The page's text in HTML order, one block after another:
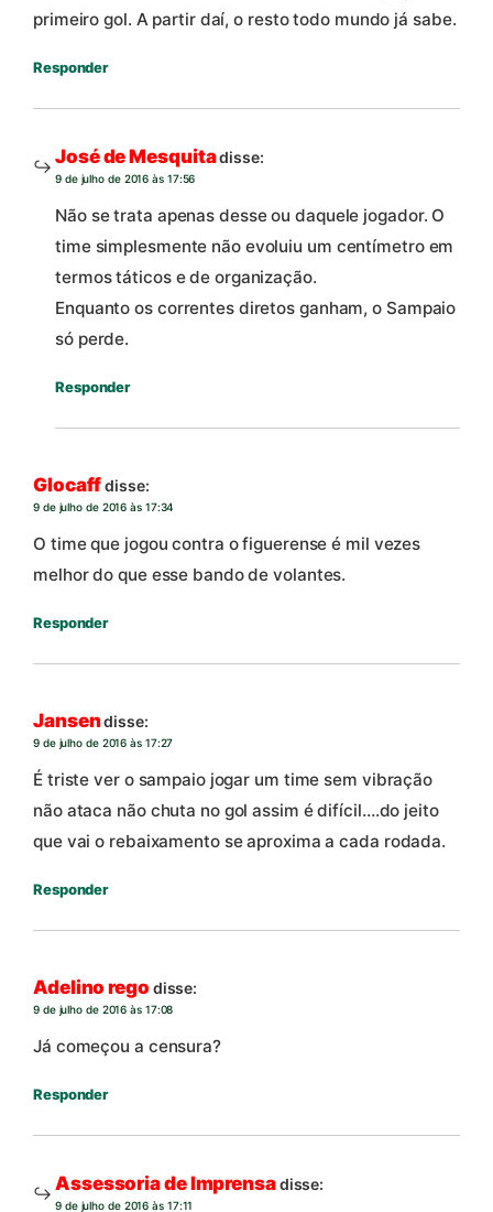
primeiro gol. A partir daí, o resto todo mundo já sabe.
Responder
José de Mesquitadisse:
9 de julho de 2016 às 17:56
Não se trata apenas desse ou daquele jogador. O
time simplesmente não evoluiu um centímetro em
termos táticos e de organização.
Enquanto os correntes diretos ganham, o Sampaio
só perde.
Responder
Glocaffdisse:
9 de julho de 2016 às 17:34
O time que jogou contra o figuerense é mil vezes
melhor do que esse bando de volantes.
Responder
Jansendisse:
9 de julho de 2016 às 17:27
É triste ver o sampaio jogar um time sem vibração
não ataca não chuta no gol assim é difícil….do jeito
que vai o rebaixamento se aproxima a cada rodada.
Responder
Adelino rego disse:
9 de julho de 2016 às 17:08
Já começou a censura?
Responder
Assessoria de Imprensadisse:
9 de julho de 2016 às 17:11